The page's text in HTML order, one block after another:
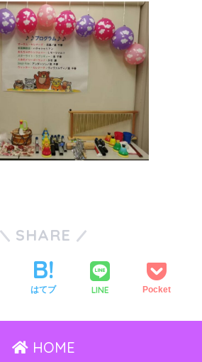
SHARE
はてブ LINE Pocket
HOME